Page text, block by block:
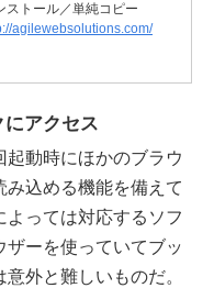
ストール／単純コピー
agilewebsolutions.com/
アクセス
動時にほかのブラウ
込める機能を備えて
っては対応するソフ
ザーを使っていてブッ
外と難しいものだ。